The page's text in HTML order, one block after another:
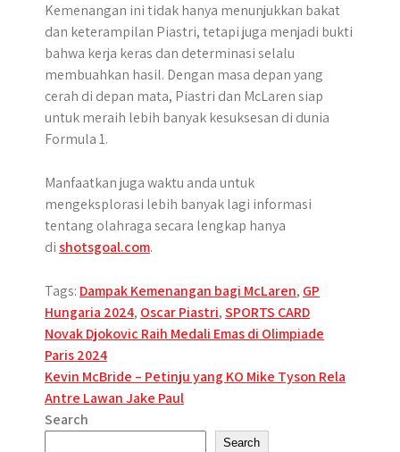
Kemenangan ini tidak hanya menunjukkan bakat
dan keterampilan Piastri, tetapi juga menjadi bukti
bahwa kerja keras dan determinasi selalu
membuahkan hasil. Dengan masa depan yang
cerah di depan mata, Piastri dan McLaren siap
untuk meraih lebih banyak kesuksesan di dunia
Formula 1.
Manfaatkan juga waktu anda untuk
mengeksplorasi lebih banyak lagi informasi
tentang olahraga secara lengkap hanya
dishotsgoal.com.
Tags: Dampak Kemenangan bagi McLaren, GP
Hungaria 2024, Oscar Piastri,SPORTS CARD
Post
navigation
Novak Djokovic Raih Medali Emas di Olimpiade
Paris 2024
Kevin McBride – Petinju yang KO Mike Tyson Rela
Antre Lawan Jake Paul
Search
Search